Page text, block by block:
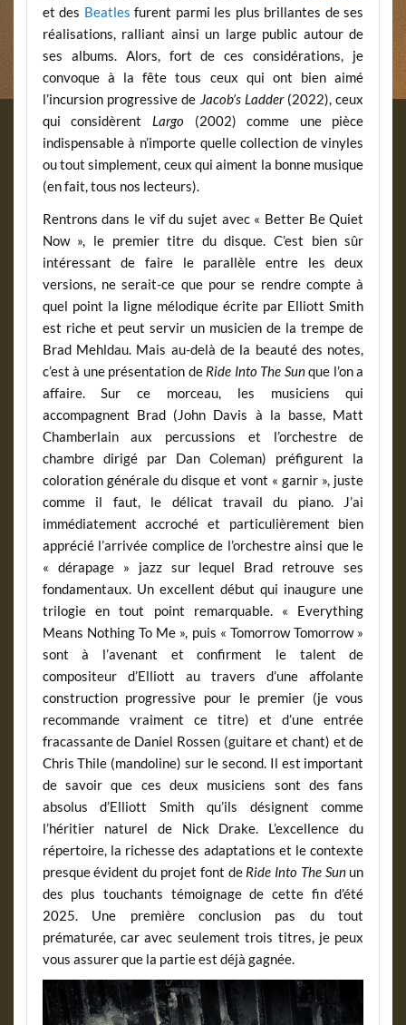
et des Beatles furent parmi les plus brillantes de ses
réalisations, ralliant ainsi un large public autour de
ses albums. Alors, fort de ces considérations, je
convoque à la fête tous ceux qui ont bien aimé
l’incursion progressive de Jacob’s Ladder (2022), ceux
qui considèrent Largo (2002) comme une pièce
indispensable à n’importe quelle collection de vinyles
ou tout simplement, ceux qui aiment la bonne musique
(en fait, tous nos lecteurs).
Rentrons dans le vif du sujet avec « Better Be Quiet
Now », le premier titre du disque. C’est bien sûr
intéressant de faire le parallèle entre les deux
versions, ne serait-ce que pour se rendre compte à
quel point la ligne mélodique écrite par Elliott Smith
est riche et peut servir un musicien de la trempe de
Brad Mehldau. Mais au-delà de la beauté des notes,
c’est à une présentation de Ride Into The Sunque l’on a
affaire. Sur ce morceau, les musiciens qui
accompagnent Brad (John Davis à la basse, Matt
Chamberlain aux percussions et l’orchestre de
chambre dirigé par Dan Coleman) préfigurent la
coloration générale du disque et vont « garnir », juste
comme il faut, le délicat travail du piano. J’ai
immédiatement accroché et particulièrement bien
apprécié l’arrivée complice de l’orchestre ainsi que le
« dérapage » jazz sur lequel Brad retrouve ses
fondamentaux. Un excellent début qui inaugure une
trilogie en tout point remarquable. « Everything
Means Nothing To Me », puis « Tomorrow Tomorrow »
sont à l’avenant et confirment le talent de
compositeur d’Elliott au travers d’une affolante
construction progressive pour le premier (je vous
recommande vraiment ce titre) et d’une entrée
fracassante de Daniel Rossen (guitare et chant) et de
Chris Thile (mandoline) sur le second. Il est important
de savoir que ces deux musiciens sont des fans
absolus d’Elliott Smith qu’ils désignent comme
l’héritier naturel de Nick Drake. L’excellence du
répertoire, la richesse des adaptations et le contexte
presque évident du projet font de Ride Into The Sunun
des plus touchants témoignage de cette fin d’été
2025. Une première conclusion pas du tout
prématurée, car avec seulement trois titres, je peux
vous assurer que la partie est déjà gagnée.